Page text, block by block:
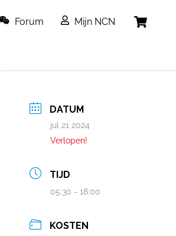
Forum Mijn NCN
DATUM
jul 21 2024
Verlopen!
TIJD
05:30 - 18:00
KOSTEN